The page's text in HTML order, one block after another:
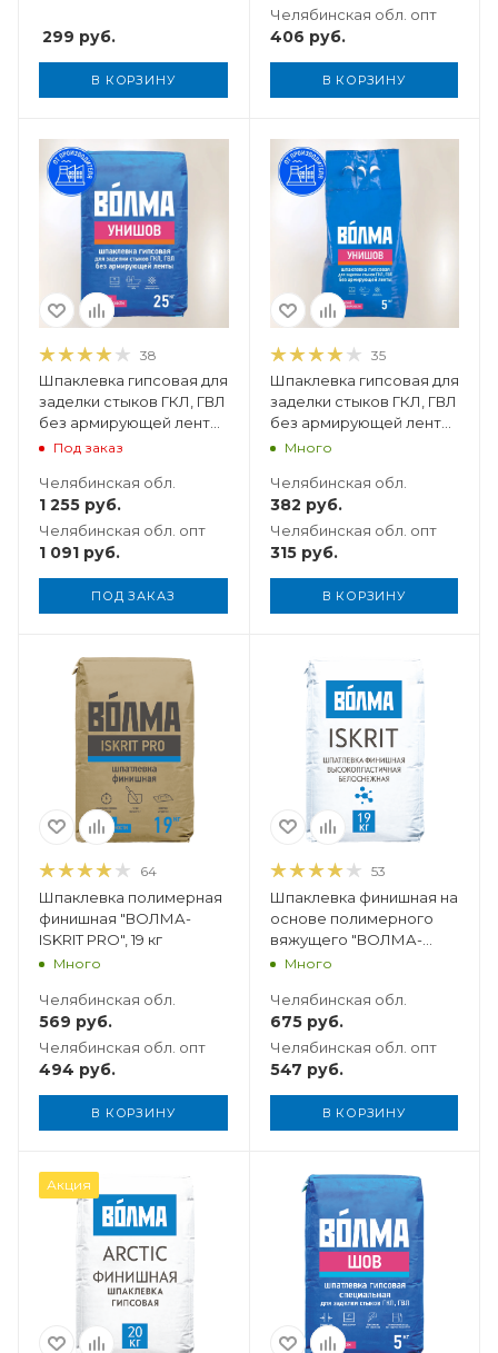
299 руб.
В КОРЗИНУ
Челябинская обл. опт
406 руб.
В КОРЗИНУ
38
Шпаклевка гипсовая для
заделки стыков ГКЛ, ГВЛ
без армирующей ленты
"ВОЛМА-Унишов" 25 кг
Под заказ
Челябинская обл.
1 255 руб.
Челябинская обл. опт
1 091 руб.
ПОД ЗАКАЗ
Вес, кг
5
35
Шпаклевка гипсовая для
заделки стыков ГКЛ, ГВЛ
без армирующей ленты
"ВОЛМА-Унишов", 5 кг
Много
Челябинская обл.
382 руб.
Челябинская обл. опт
315руб.
В КОРЗИНУ
64
Шпаклевка полимерная
финишная "ВОЛМА-
ISKRIT PRO", 19 кг
Много
Челябинская обл.
569 руб.
Челябинская обл. опт
494 руб.
В КОРЗИНУ
53
Шпаклевка финишная на
основе полимерного
вяжущего "ВОЛМА-
ISKRIT" белоснежная 19
Много
Челябинская обл.
675руб.
Челябинская обл. опт
547 руб.
В КОРЗИНУ
АкцияВес, кг
20